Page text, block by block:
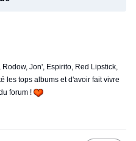
Jon', Espirito, Red Lipstick,
les tops albums et d'avoir fait vivre
forum !